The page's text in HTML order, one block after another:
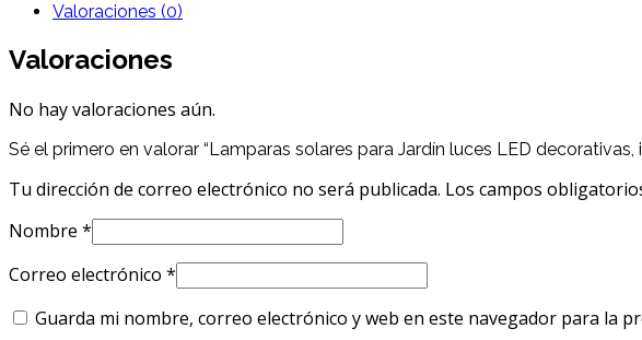
Valoraciones (0)
Valoraciones
No hay valoraciones aún.
Sé el primero en valorar “Lamparas solares para Jardín luces LED decorativas,
Tu dirección de correo electrónico no será publicada. Los campos
Nombre *
Correo electrónico *
Guarda mi nombre, correo electrónico y web en este navegador para la